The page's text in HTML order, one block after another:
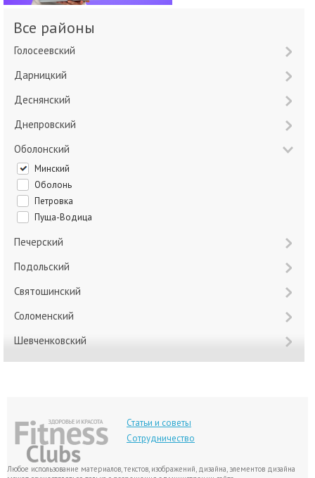
Все районы
Голосеевский
Дарницкий
Деснянский
Днепровский
Оболонский
Минский
Оболонь
Петровка
Пуща-Водица
Печерский
Подольский
Святошинский
Соломенский
Шевченковский
Статьи и советы
Сотрудничество
Любое использование материалов, текстов, изображений, дизайна, элементов дизайна